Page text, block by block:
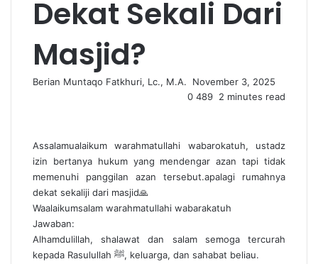
Dekat Sekali Dari
Masjid?
Berian Muntaqo Fatkhuri, Lc., M.A.
S
e
November 3, 2025
0 489 2 minutes read
Assalamualaikum warahmatullahi wabarokatuh, ustadz
izin bertanya hukum yang mendengar azan tapi tidak
memenuhi panggilan azan tersebut.apalagi rumahnya
dekat sekaliji dari masjid🙏
Waalaikumsalam warahmatullahi wabarakatuh
Jawaban:
Alhamdulillah, shalawat dan salam semoga tercurah
kepada Rasulullah ﷺ, keluarga, dan sahabat beliau.